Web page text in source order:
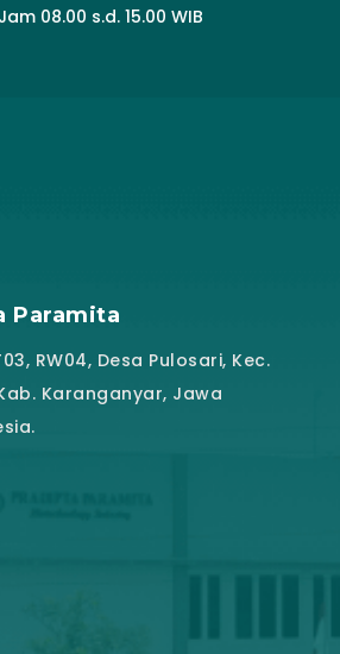
08.00 s.d. 15.00 WIB
Paramita
RW04, Desa Pulosari, Kec.
Karanganyar, Jawa